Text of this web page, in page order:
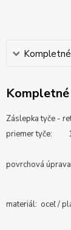
Záslepka tyče -
priemer tyče:
povrchová
materiál: oceľ /